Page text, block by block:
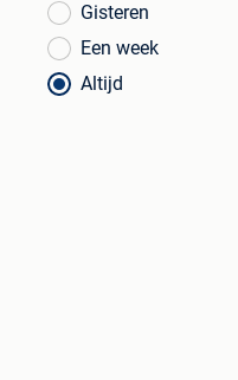
Gisteren
Een week
Altijd